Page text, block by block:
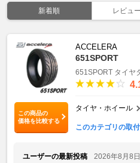
新着順 レビュ
この商品の
価格を比較する
ACCELERA
651SPORT
651SPORT タイヤ
タイヤ・ホイール
このカテゴリの取
ユーザーの最新投稿
2026年8月8日